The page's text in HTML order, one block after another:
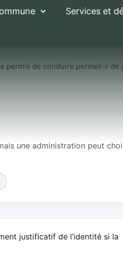
Services et
permis de conduire permet-il de
une administration peut
justificatif de l’identité si la